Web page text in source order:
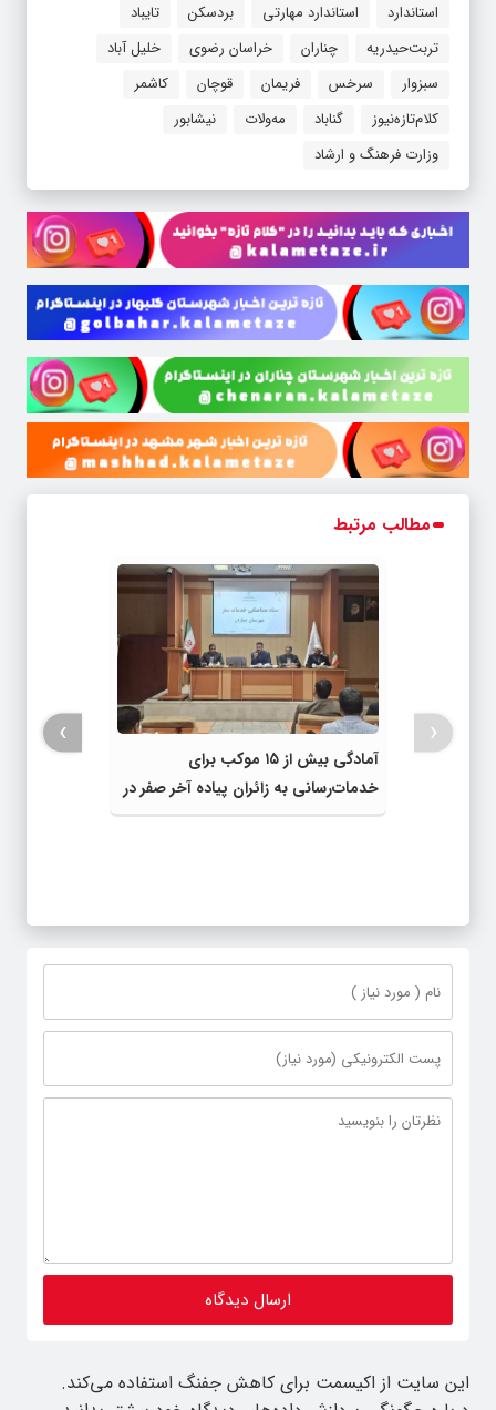
استاندارد استاندارد مهارتی بردسکن
تایباد
تربت‌حیدریه
چناران خراسان رضوی
خلیل آباد
سبزوار
سرخس فریمان قوچان
کاشمر
کلام‌تازه‌نیوز
گناباد مه‌ولات
نیشابور
وزارت فرهنگ و ارشاد
مطالب مرتبط
آمادگی بیش از ۱۵ موکب برای
خدمات‌رسانی به زائران پیاده آخر صفر در
شهرستان چناران
‹
›
این سایت از اکیسمت برای کاهش جفنگ استفاده می‌کند.